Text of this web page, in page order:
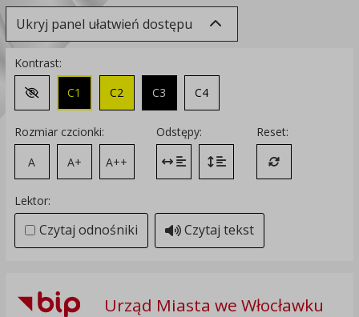
Ukryj panel ułatwień dostępu
Kontrast:
Zmień kontrast na domyślny
C1 C2 C3 C4
Rozmiar czcionki:
A
A+ A++
Odstępy:
Zmień odstęp między literami
Zmień interlinię i margines
Reset:
Przywróć
Lektor:
Czytaj odnośniki Czytaj tekst
Urząd Miasta we Włocławku